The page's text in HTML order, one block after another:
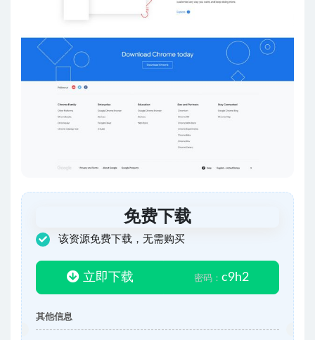
免费下载
该资源免费下载，无需购买
立即下载 密码： c9h2
其他信息